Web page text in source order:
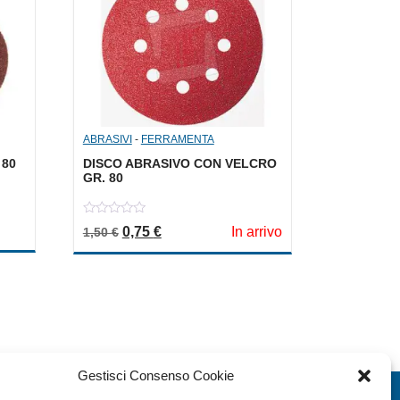
Gestisci Consenso Cookie
0,20 €.
è: 0,10 €.
ABRASIVI- FERRAMENTA
DISCO ABRASIVO CON VELCRO
GR. 80
out
1,50€ Il prezzo originale era: 1,50 €.
0,75 €Il prezzo attuale è: 0,75 €.
In arrivo